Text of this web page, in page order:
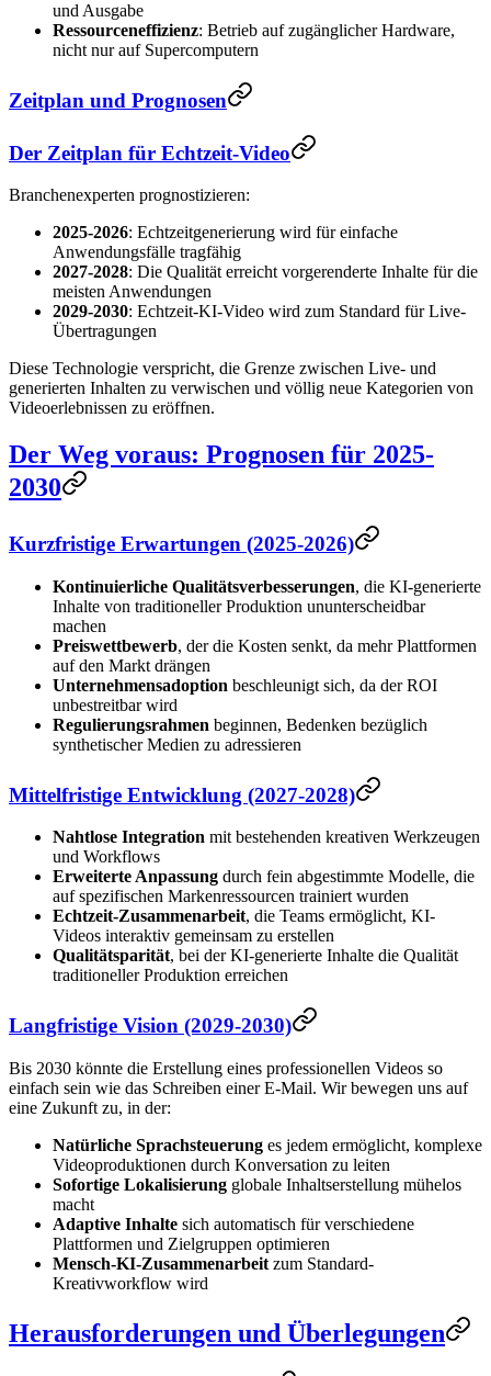
und Ausgabe
Ressourceneffizienz: Betrieb auf zugänglicher Hardware,
nicht nur auf Supercomputern
Zeitplan und Prognosen
Der Zeitplan für Echtzeit-Video
Branchenexperten prognostizieren:
2025-2026: Echtzeitgenerierung wird für einfache
Anwendungsfälle tragfähig
2027-2028: Die Qualität erreicht vorgerenderte Inhalte für die
meisten Anwendungen
2029-2030: Echtzeit-KI-Video wird zum Standard für Live-
Übertragungen
Diese Technologie verspricht, die Grenze zwischen Live- und
generierten Inhalten zu verwischen und völlig neue Kategorien von
Videoerlebnissen zu eröffnen.
Der Weg voraus: Prognosen für 2025-
2030
Kurzfristige Erwartungen (2025-2026)
Kontinuierliche Qualitätsverbesserungen, die KI-generierte
Inhalte von traditioneller Produktion ununterscheidbar
machen
Preiswettbewerb, der die Kosten senkt, da mehr Plattformen
auf den Markt drängen
Unternehmensadoption beschleunigt sich, da der ROI
unbestreitbar wird
Regulierungsrahmen beginnen, Bedenken bezüglich
synthetischer Medien zu adressieren
Mittelfristige Entwicklung (2027-2028)
Nahtlose Integration mit bestehenden kreativen Werkzeugen
und Workflows
Erweiterte Anpassung durch fein abgestimmte Modelle, die
auf spezifischen Markenressourcen trainiert wurden
Echtzeit-Zusammenarbeit, die Teams ermöglicht, KI-
Videos interaktiv gemeinsam zu erstellen
Qualitätsparität, bei der KI-generierte Inhalte die Qualität
traditioneller Produktion erreichen
Langfristige Vision (2029-2030)
Bis 2030 könnte die Erstellung eines professionellen Videos so
einfach sein wie das Schreiben einer E-Mail. Wir bewegen uns auf
eine Zukunft zu, in der:
Natürliche Sprachsteuerung es jedem ermöglicht, komplexe
Videoproduktionen durch Konversation zu leiten
Sofortige Lokalisierung globale Inhaltserstellung mühelos
macht
Adaptive Inhalte sich automatisch für verschiedene
Plattformen und Zielgruppen optimieren
Mensch-KI-Zusammenarbeit zum Standard-
Kreativworkflow wird
Herausforderungen und Überlegungen